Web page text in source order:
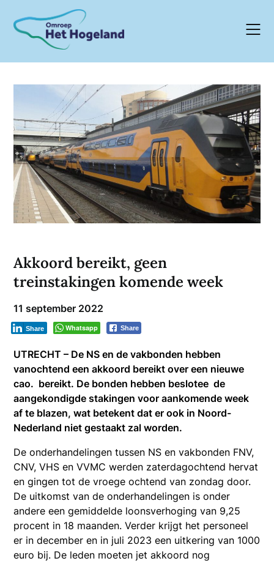
content
Akkoord bereikt, geen
treinstakingen komende week
11 september 2022
Whatsapp Share
Share
UTRECHT – De NS en de vakbonden hebben
vanochtend een akkoord bereikt over een nieuwe
cao. bereikt. De bonden hebben beslotee de
aangekondigde stakingen voor aankomende week
af te blazen, wat betekent dat er ook in Noord-
Nederland niet gestaakt zal worden.
De onderhandelingen tussen NS en vakbonden FNV,
CNV, VHS en VVMC werden zaterdagochtend hervat
en gingen tot de vroege ochtend van zondag door.
De uitkomst van de onderhandelingen is onder
andere een gemiddelde loonsverhoging van 9,25
procent in 18 maanden. Verder krijgt het personeel
er in december en in juli 2023 een uitkering van 1000
euro bij. De leden moeten jet akkoord nog